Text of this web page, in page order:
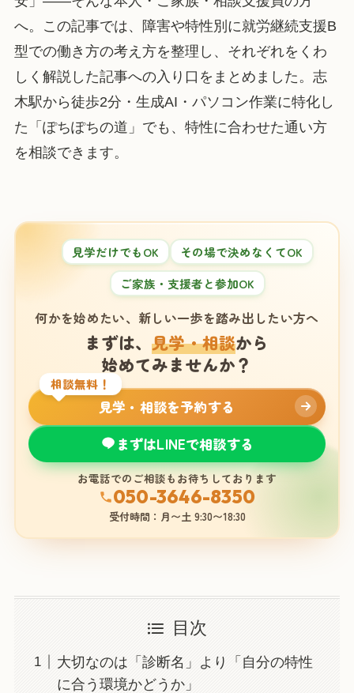
へ。この記事では、障害や特性別に就労継続支援B
型での働き方の考え方を整理し、それぞれをくわ
しく解説した記事への入り口をまとめました。志
木駅から徒歩2分・生成AI・パソコン作業に特化し
た「ぽちぽちの道」でも、特性に合わせた通い方
を相談できます。
見学だけでもOK
その場で決めなくてOK
ご家族・支援者と参加OK
何かを始めたい、新しい一歩を踏み出したい方へ
まずは、見学・相談から
始めてみませんか？
相談無料！
見学・相談を予約する
まずはLINEで相談する
お電話でのご相談もお待ちしております
050-3646-8350
受付時間：月〜土 9:30〜18:30
目次
大切なのは「診断名」より「自分の特性
に合う環境かどうか」